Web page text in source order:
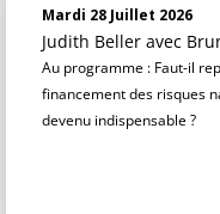
Mardi 28 Juillet 2026
Judith Beller avec
Au programme : Faut-il
financement des risques
devenu indispensable ?